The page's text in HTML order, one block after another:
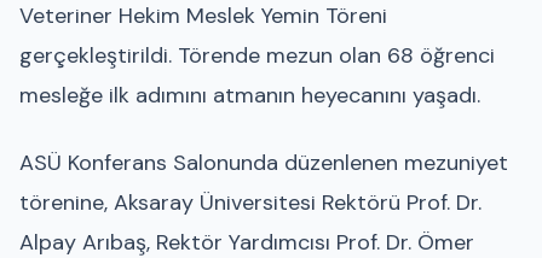
Veteriner Hekim Meslek Yemin Töreni
gerçekleştirildi. Törende mezun olan 68 öğrenci
mesleğe ilk adımını atmanın heyecanını yaşadı.
ASÜ Konferans Salonunda düzenlenen mezuniyet
törenine, Aksaray Üniversitesi Rektörü Prof. Dr.
Alpay Arıbaş, Rektör Yardımcısı Prof. Dr. Ömer